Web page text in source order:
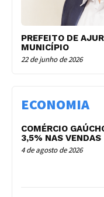
PREFEITO DE
MUNICÍPIO
22 de junho de 2026
ECONOMIA
COMÉRCIO
3,5% NAS VENDAS
4 de agosto de 2026